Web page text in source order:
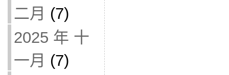
二月 (7)
2025 年 十
一月 (7)